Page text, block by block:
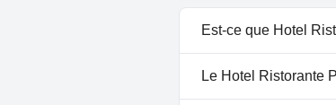
Est-ce que Hotel
Oui, Hotel
Le Hotel Ristorante